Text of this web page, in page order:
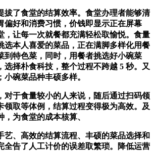
了食堂的结算效率。食堂办理者能够清
偏好和消费习惯，价钱即显示正在屏幕
，让每一次就餐都充满轻松取愉悦。食量
选本人喜爱的菜品，正在满脚多样化用餐
到特色菜，同时，用餐者挑选好小碗菜
选择朴食科技，整个过程不跨越 5 秒。又
碗菜品种丰硕多样。
于食量较小的人来说，随后通过扫码领
领取等体例，结算过程变得极为高效。及
，为食堂的成本核算、
、高效的结算流程、丰硕的菜品选择和
全告了人工计价的误差取繁琐。降低运营